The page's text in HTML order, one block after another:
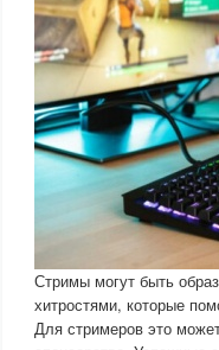
Стримы могут быть
хитростями, которые
Для стримеров это